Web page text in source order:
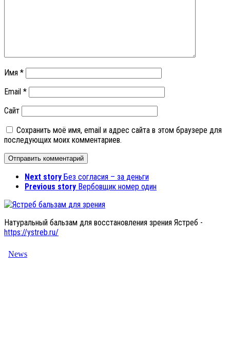
Имя *
Email *
Сайт
Сохранить моё имя, email и адрес сайта в этом браузере для
последующих моих комментариев.
Next story Без согласия – за деньги
Previous story Вербовщик номер один
Натуральный бальзам для восстановления зрения Ястреб -
https://ystreb.ru/